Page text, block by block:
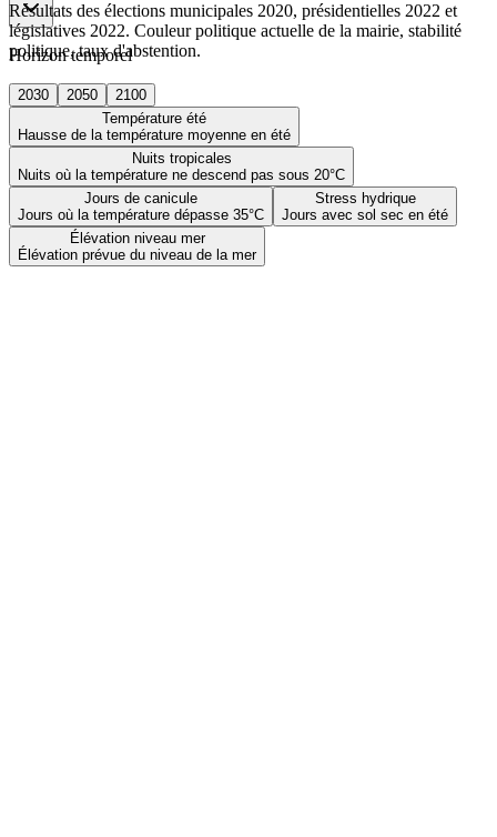
Horizon temporel
2030 2050
2100
Température été
Hausse de la température moyenne en été
Nuits tropicales
Nuits où la température ne descend pas sous 20°C
Jours de canicule
Jours où la température dépasse 35°C
Stress hydrique
Jours avec sol sec en été
Élévation niveau mer
Élévation prévue du niveau de la mer
Résultats des élections municipales 2020, présidentielles 2022 et
législatives 2022. Couleur politique actuelle de la mairie, stabilité
politique, taux d'abstention.